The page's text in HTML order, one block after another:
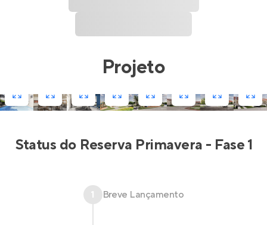
Projeto
Status do Reserva Primavera - Fase 1
1 Breve Lançamento